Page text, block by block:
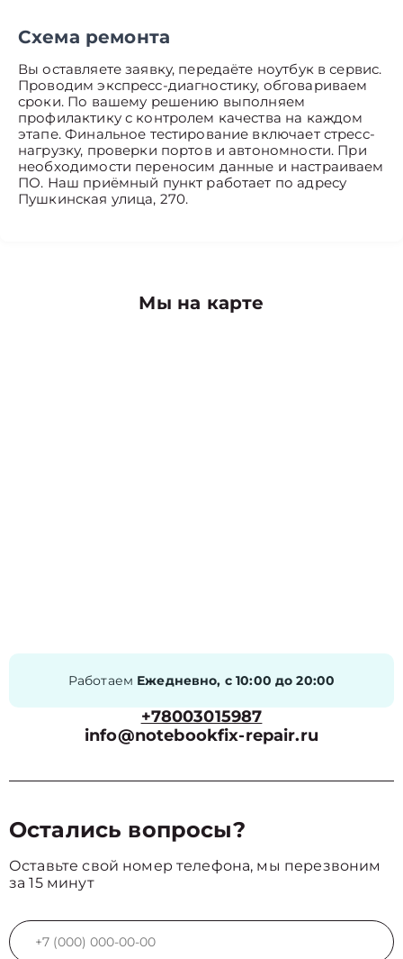
Схема ремонта
Вы оставляете заявку, передаёте ноутбук в сервис.
Проводим экспресс-диагностику, обговариваем
сроки. По вашему решению выполняем
профилактику с контролем качества на каждом
этапе. Финальное тестирование включает стресс-
нагрузку, проверки портов и автономности. При
необходимости переносим данные и настраиваем
ПО. Наш приёмный пункт работает по адресу
Пушкинская улица, 270.
Мы на карте
Работаем Ежедневно, с 10:00 до 20:00
+78003015987
info@notebookfix-repair.ru
Остались вопросы?
Оставьте свой номер телефона, мы перезвоним
за 15 минут